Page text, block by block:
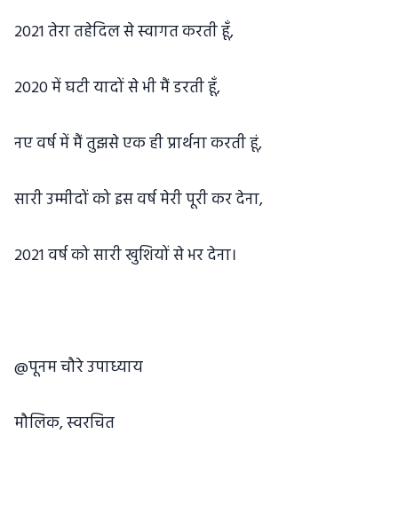
2021 तेरा तहेदिल से स्वागत करती हूँ,
2020 में घटी यादों से भी मैं डरती हूँ,
नए वर्ष में मैं तुझसे एक ही प्रार्थना करती हूं,
सारी उम्मीदों को इस वर्ष मेरी पूरी कर देना,
2021 वर्ष को सारी खुशियों से भर देना।
@पूनम चौरे उपाध्याय
मौलिक, स्वरचित